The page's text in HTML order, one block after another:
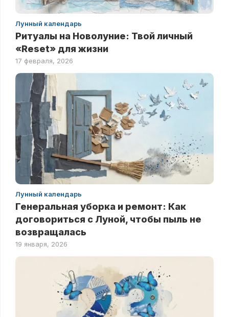
Лунный календарь
Ритуалы на Новолуние: Твой личный
«Reset» для жизни
17 февраля, 2026
Лунный календарь
Генеральная уборка и ремонт: Как
договориться с Луной, чтобы пыль не
возвращалась
19 января, 2026